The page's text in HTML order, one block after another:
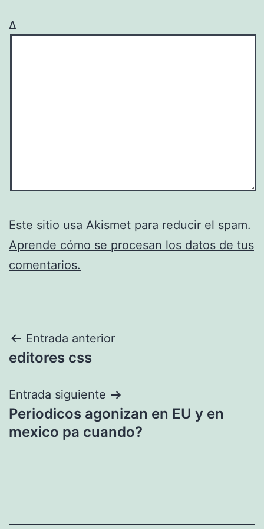
Δ
Este sitio usa Akismet para reducir el spam.
Aprende cómo se procesan los datos de tus
comentarios.
Navegación
de
entradas
Entrada anterior
editores css
Entrada siguiente
Periodicos agonizan en EU y en
mexico pa cuando?